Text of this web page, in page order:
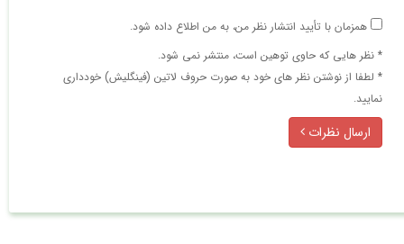
همزمان با تأیید انتشار نظر من، به من اطلاع داده شود.
* نظر هایی كه حاوی توهین است، منتشر نمی شود.
* لطفا از نوشتن نظر های خود به صورت حروف لاتین (فینگلیش) خودداری
نمایید.
ارسال نظرات